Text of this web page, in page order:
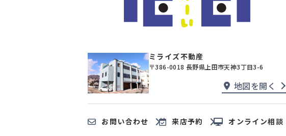
ミライズ不動産
〒386-0018 長野県上田市天神3丁目3-6
地図を開く
お問い合わせ 来店予約 オンライン相談